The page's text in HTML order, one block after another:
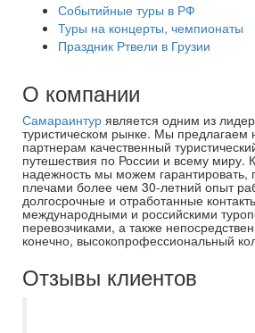
Событийные туры в РФ
Туры на концерты, чемпионаты
Праздник Ртвели в Грузии
О компании
Самараинтур является одним из
туристическом рынке. Мы
партнерам качественный
путешествия по России и всему миру.
надежность мы можем гарантировать,
плечами более чем 30-летний опыт
долгосрочные и отработанные
международными и российскими
перевозчиками, а также
конечно, высокопрофессиональный
Отзывы клиентов